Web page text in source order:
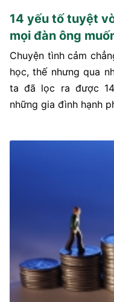
14 yếu tố tuyệt
mọi đàn ông
Chuyện tình cảm
học, thế nhưng qua
ta đã lọc ra được
những gia đình hạnh